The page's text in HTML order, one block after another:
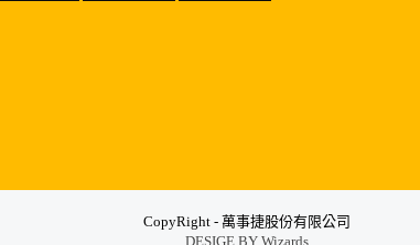
CopyRight - 萬事捷股份有限公司
DESIGE BY Wizards